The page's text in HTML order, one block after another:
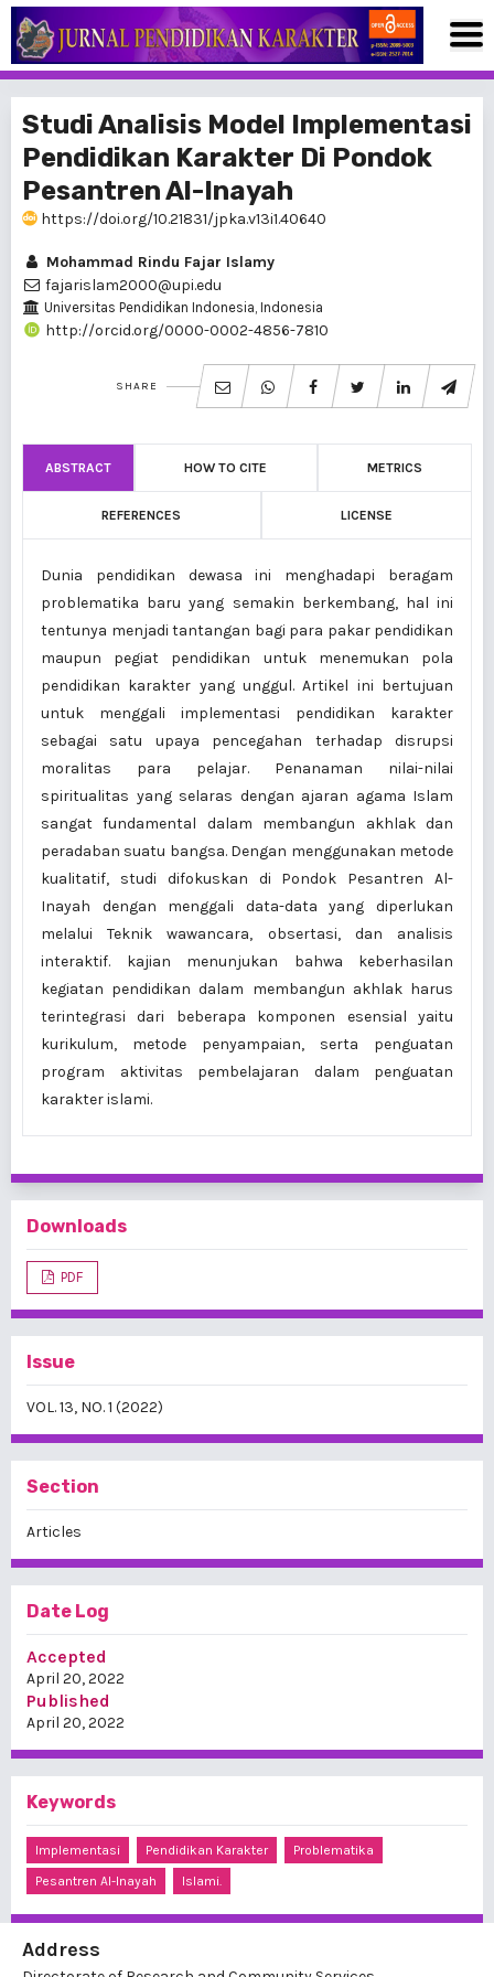
Studi Analisis Model Implementasi
Pendidikan Karakter Di Pondok
Pesantren Al-Inayah
https://doi.org/10.21831/jpka.v13i1.40640
Mohammad Rindu Fajar Islamy
fajarislam2000@upi.edu
Universitas Pendidikan Indonesia, Indonesia
http://orcid.org/0000-0002-4856-7810
SHARE
ABSTRACT HOW TO CITE METRICS
REFERENCES LICENSE
Dunia pendidikan dewasa ini menghadapi beragam
problematika baru yang semakin berkembang, hal ini
tentunya menjadi tantangan bagi para pakar pendidikan
maupun pegiat pendidikan untuk menemukan pola
pendidikan karakter yang unggul. Artikel ini bertujuan
untuk menggali implementasi pendidikan karakter
sebagai satu upaya pencegahan terhadap disrupsi
moralitas para pelajar. Penanaman nilai-nilai
spiritualitas yang selaras dengan ajaran agama Islam
sangat fundamental dalam membangun akhlak dan
peradaban suatu bangsa. Dengan menggunakan metode
kualitatif, studi difokuskan di Pondok Pesantren Al-
Inayah dengan menggali data-data yang diperlukan
melalui Teknik wawancara, obsertasi, dan analisis
interaktif. kajian menunjukan bahwa keberhasilan
kegiatan pendidikan dalam membangun akhlak harus
terintegrasi dari beberapa komponen esensial yaitu
kurikulum, metode penyampaian, serta penguatan
program aktivitas pembelajaran dalam penguatan
karakter islami.
Downloads
PDF
Issue
VOL. 13, NO. 1 (2022)
Section
Articles
Date Log
Accepted
April 20, 2022
Published
April 20, 2022
Keywords
Implementasi Pendidikan Karakter
Problematika
Pesantren Al-Inayah
Islami.
Address